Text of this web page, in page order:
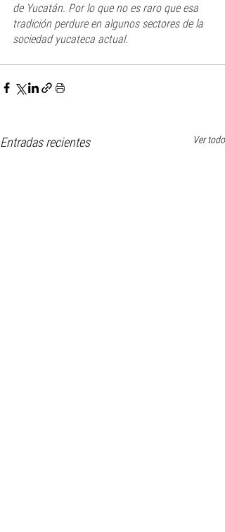
de Yucatán. Por lo que no es raro que esa
tradición perdure en algunos sectores de la
sociedad yucateca actual.
Entradas recientes Ver todo